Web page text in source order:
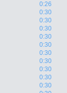
0:26
0:30
0:30
0:30
0:30
0:30
0:30
0:30
0:30
0:30
0:30